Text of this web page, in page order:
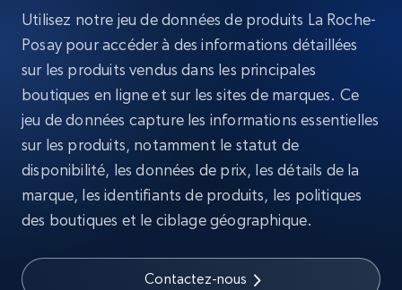
Utilisez notre jeu de données de produits La Roche-
Posay pour accéder à des informations détaillées
sur les produits vendus dans les principales
boutiques en ligne et sur les sites de marques. Ce
jeu de données capture les informations essentielles
sur les produits, notamment le statut de
disponibilité, les données de prix, les détails de la
marque, les identifiants de produits, les politiques
des boutiques et le ciblage géographique.
Contactez-nous